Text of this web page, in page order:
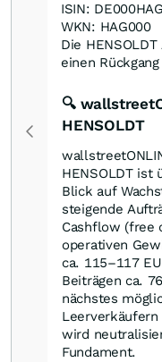
ISIN:
WKN: HAG000
Die
einen
🔍
HENSOLDT
HENSOLDT ist
Blick auf
steigende
Cashflow (free
operativen
ca. 115–117
Beiträgen ca.
nächstes
wird
Fundament.